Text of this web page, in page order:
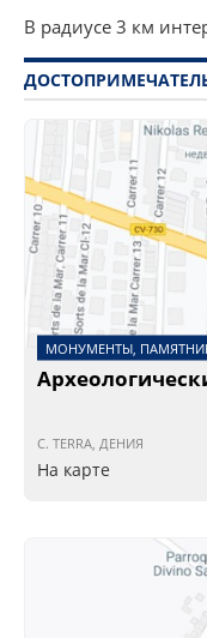
В радиусе 3 км
МОНУМЕНТЫ,
C. TERRA, ДЕНИЯ
На карте